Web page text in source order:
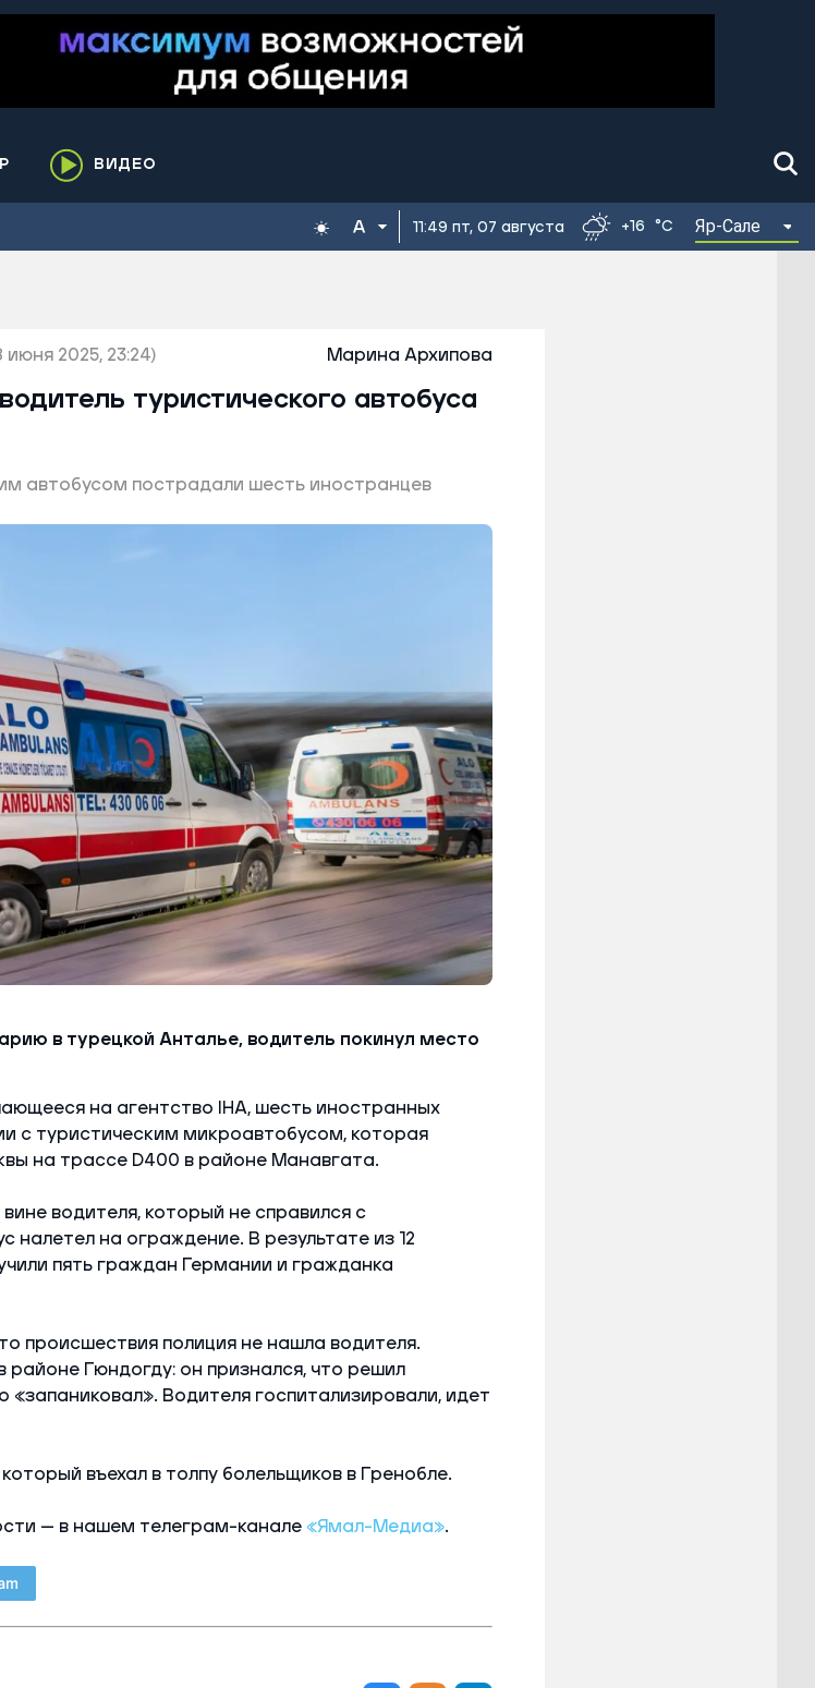
ВИДЕО
11:49 пт, 07 августа +16 °C Яр-Сале
2025, 23:24) Марина Архипова
туристического автобуса
автобусом пострадали шесть иностранцев
в турецкой Анталье, водитель покинул место
на агентство IHA, шесть иностранных
с туристическим микроавтобусом, которая
на трассе D400 в районе Манавгата.
водителя, который не справился с
налетел на ограждение. В результате из 12
пять граждан Германии и гражданка
происшествия полиция не нашла водителя.
Гюндогду: он признался, что решил
Водителя госпитализировали, идет
въехал в толпу болельщиков в Гренобле.
— в нашем телеграм-канале «Ямал-Медиа».